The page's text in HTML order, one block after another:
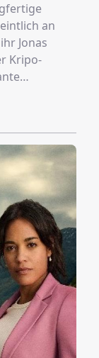
an
Jonas
Kripo-